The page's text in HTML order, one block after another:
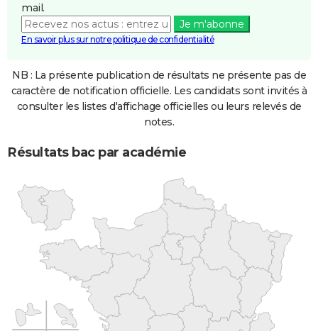
mail.
Je m'abonne
En savoir plus sur notre politique de confidentialité
NB : La présente publication de résultats ne présente pas de
caractère de notification officielle. Les candidats sont invités à
consulter les listes d'affichage officielles ou leurs relevés de
notes.
Résultats bac par académie